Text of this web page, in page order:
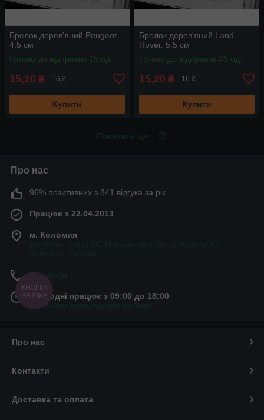
Брелок дерев'яний Peugeot.
4.5 см
Готово до відправки 15 од.
15,20 ₴ 16 ₴
Купити
Брелок дерев'яний Land
Rover. 5.5 см
Готово до відправки 49 од.
15,20 ₴ 16 ₴
Купити
Про нас
96% позитивних з 841 відгука за рік
Працює з 22.04.2013
м. Коломия
Контакти
Сьогодні працює з 09:00 до 18:00
Показати весь графік роботи
Про нас
Контакти
Доставка та оплата
КНОПКА
ЗВ'ЯЗКУ